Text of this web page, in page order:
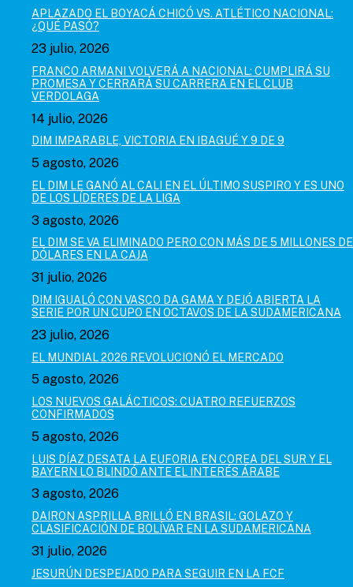
APLAZADO EL BOYACÁ CHICÓ VS. ATLÉTICO NACIONAL:
¿QUÉ PASÓ?
23 julio, 2026
FRANCO ARMANI VOLVERÁ A NACIONAL: CUMPLIRÁ SU
PROMESA Y CERRARÁ SU CARRERA EN EL CLUB
VERDOLAGA
14 julio, 2026
DIM IMPARABLE, VICTORIA EN IBAGUÉ Y 9 DE 9
5 agosto, 2026
EL DIM LE GANÓ AL CALI EN EL ÚLTIMO SUSPIRO Y ES UNO
DE LOS LÍDERES DE LA LIGA
3 agosto, 2026
EL DIM SE VA ELIMINADO PERO CON MÁS DE 5 MILLONES DE
DÓLARES EN LA CAJA
31 julio, 2026
DIM IGUALÓ CON VASCO DA GAMA Y DEJÓ ABIERTA LA
SERIE POR UN CUPO EN OCTAVOS DE LA SUDAMERICANA
23 julio, 2026
EL MUNDIAL 2026 REVOLUCIONÓ EL MERCADO
5 agosto, 2026
LOS NUEVOS GALÁCTICOS: CUATRO REFUERZOS
CONFIRMADOS
5 agosto, 2026
LUIS DÍAZ DESATA LA EUFORIA EN COREA DEL SUR Y EL
BAYERN LO BLINDÓ ANTE EL INTERÉS ÁRABE
3 agosto, 2026
DAIRON ASPRILLA BRILLÓ EN BRASIL: GOLAZO Y
CLASIFICACIÓN DE BOLÍVAR EN LA SUDAMERICANA
31 julio, 2026
JESURÚN DESPEJADO PARA SEGUIR EN LA FCF